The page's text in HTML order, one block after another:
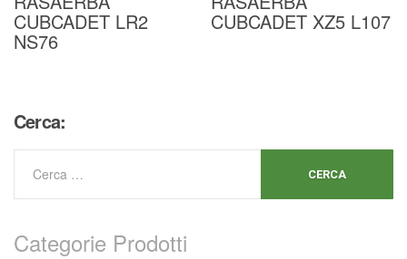
CUBCADET LR2
NS76
CUBCADET XZ5 L107
Cerca:
Categorie Prodotti